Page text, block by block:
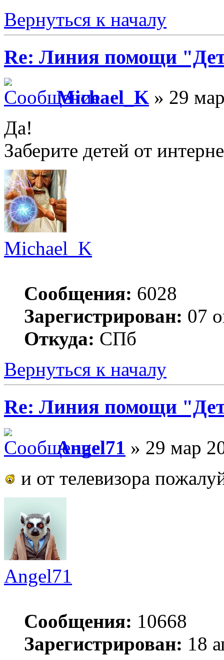
Вернуться к началу
Re: Линия помощи
Michael_K » 29
Да!
Заберите детей от
Michael_K
Сообщения: 6028
Зарегистрирован: 07
Откуда: СПб
Вернуться к началу
Re: Линия помощи
Angel71 » 29 мар
и от телевизора
Angel71
Сообщения: 10668
Зарегистрирован: 18